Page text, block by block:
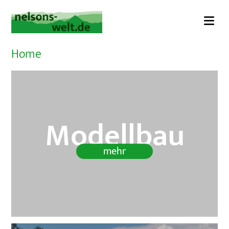
Inhalt
springen
Home
Modellbau
mehr